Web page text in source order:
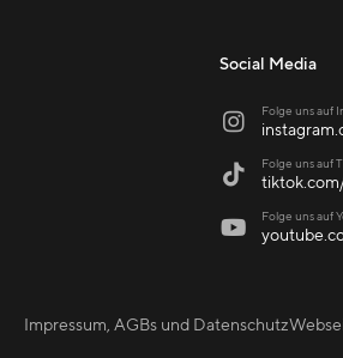
Social Media
 Folge uns auf
 Folge uns auf
 Folge uns auf
Impressum, AGBs und Datenschutz